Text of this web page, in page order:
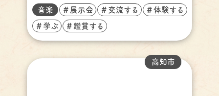
音楽
＃展示会 ＃交流する ＃体験する
＃学ぶ ＃鑑賞する
高知市